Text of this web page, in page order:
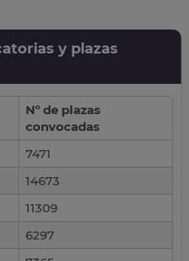
y plazas
Nº de plazas
convocadas
7471
14673
11309
6297